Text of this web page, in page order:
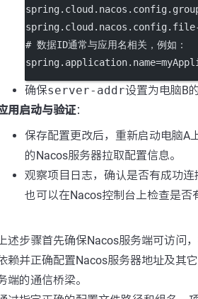
# 数据ID通常与应用名相关，例如：
spring.application.name
确保server-addr设置为电脑B
用启动与验证：
保存配置更改后，重新启动电脑A
的Nacos服务器拉取配置信息。
观察项目日志，确认是否有成功
也可以在Nacos控制台上检查是否
述步骤首先确保Nacos服务端可访问
赖并正确配置Nacos服务器地址及其
端的通信桥梁。